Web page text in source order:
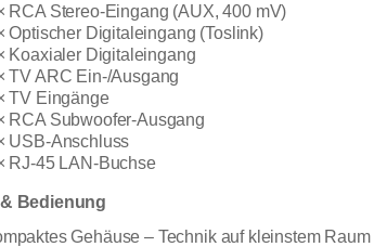
RCA Stereo-Eingang (AUX, 400 mV)
Optischer Digitaleingang (Toslink)
Koaxialer Digitaleingang
TV ARC Ein-/Ausgang
TV Eingänge
RCA Subwoofer-Ausgang
USB-Anschluss
RJ-45 LAN-Buchse
Bedienung
Gehäuse – Technik auf kleinstem Raum